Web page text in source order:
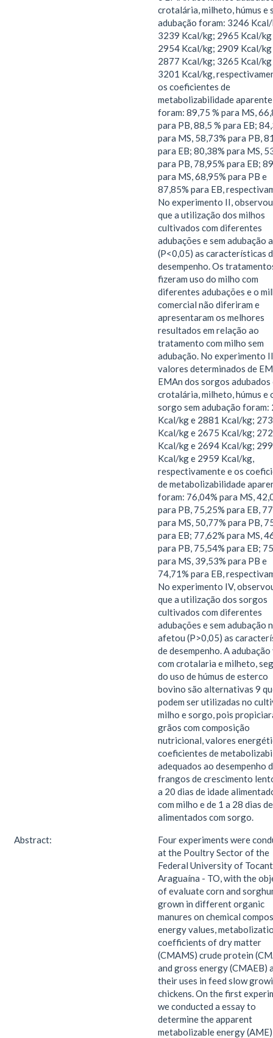
crotalária, milheto, húmus e
adubação foram: 3246
3239 Kcal/kg; 2965 Kcal/kg
2954 Kcal/kg; 2909 Kcal/kg
2877 Kcal/kg; 3265 Kcal/kg
3201 Kcal/kg,
os coeficientes de
metabolizabilidade aparente
foram: 89,75 % para MS,
para PB, 88,5 % para EB;
para MS, 58,73% para PB,
para EB; 80,38% para MS,
para PB, 78,95% para EB;
para MS, 68,95% para PB e
87,85% para EB,
No experimento II,
que a utilização dos milhos
cultivados com diferentes
adubações e sem adubação
(P<0,05) as características
desempenho. Os
fizeram uso do milho com
diferentes adubações e o
comercial não diferiram e
apresentaram os melhores
resultados em relação ao
tratamento com milho sem
adubação. No experimento
valores determinados de
EMAn dos sorgos adubados
crotalária, milheto, húmus e
sorgo sem adubação foram:
Kcal/kg e 2881 Kcal/kg;
Kcal/kg e 2675 Kcal/kg;
Kcal/kg e 2694 Kcal/kg;
Kcal/kg e 2959 Kcal/kg,
respectivamente e os
de metabolizabilidade
foram: 76,04% para MS,
para PB, 75,25% para EB,
para MS, 50,77% para PB,
para EB; 77,62% para MS,
para PB, 75,54% para EB;
para MS, 39,53% para PB e
74,71% para EB,
No experimento IV,
que a utilização dos sorgos
cultivados com diferentes
adubações e sem adubação
afetou (P>0,05) as
de desempenho. A
com crotalaria e milheto,
do uso de húmus de esterco
bovino são alternativas 9
podem ser utilizadas no
milho e sorgo, pois
grãos com composição
nutricional, valores
coeficientes de
adequados ao desempenho
frangos de crescimento
a 20 dias de idade
com milho e de 1 a 28 dias
alimentados com sorgo.
Abstract:
Four experiments were
at the Poultry Sector of the
Federal University of
Araguaína - TO, with the
of evaluate corn and
grown in different organic
manures on chemical
energy values,
coefficients of dry matter
(CMAMS) crude protein
and gross energy (CMAEB)
their uses in feed slow
chickens. On the first
we conducted a essay to
determine the apparent
metabolizable energy